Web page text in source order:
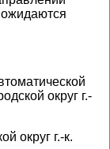
округ г.-
округ г.-к.